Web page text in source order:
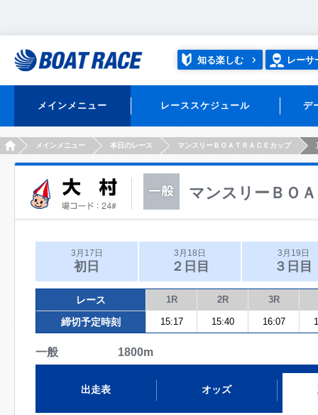
知る楽しむ レーサ
メインメニュー レーススケジュール デ
HOMEメインメニュー 本日のレース マンスリーＢＯＡＴＲＡＣＥカップ
マンスリーＢＯ
3月17日
初日
3月18日
２日目
3月19日
３日目
レース 1R 2R 3R
締切予定時刻 15:17 15:40 16:07
一般 1800m
出走表 オッズ